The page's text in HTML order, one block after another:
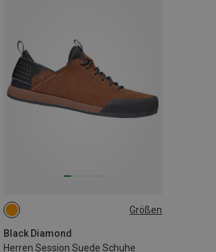
Größen
Black Diamond
Herren Session Suede Schuhe
41.5